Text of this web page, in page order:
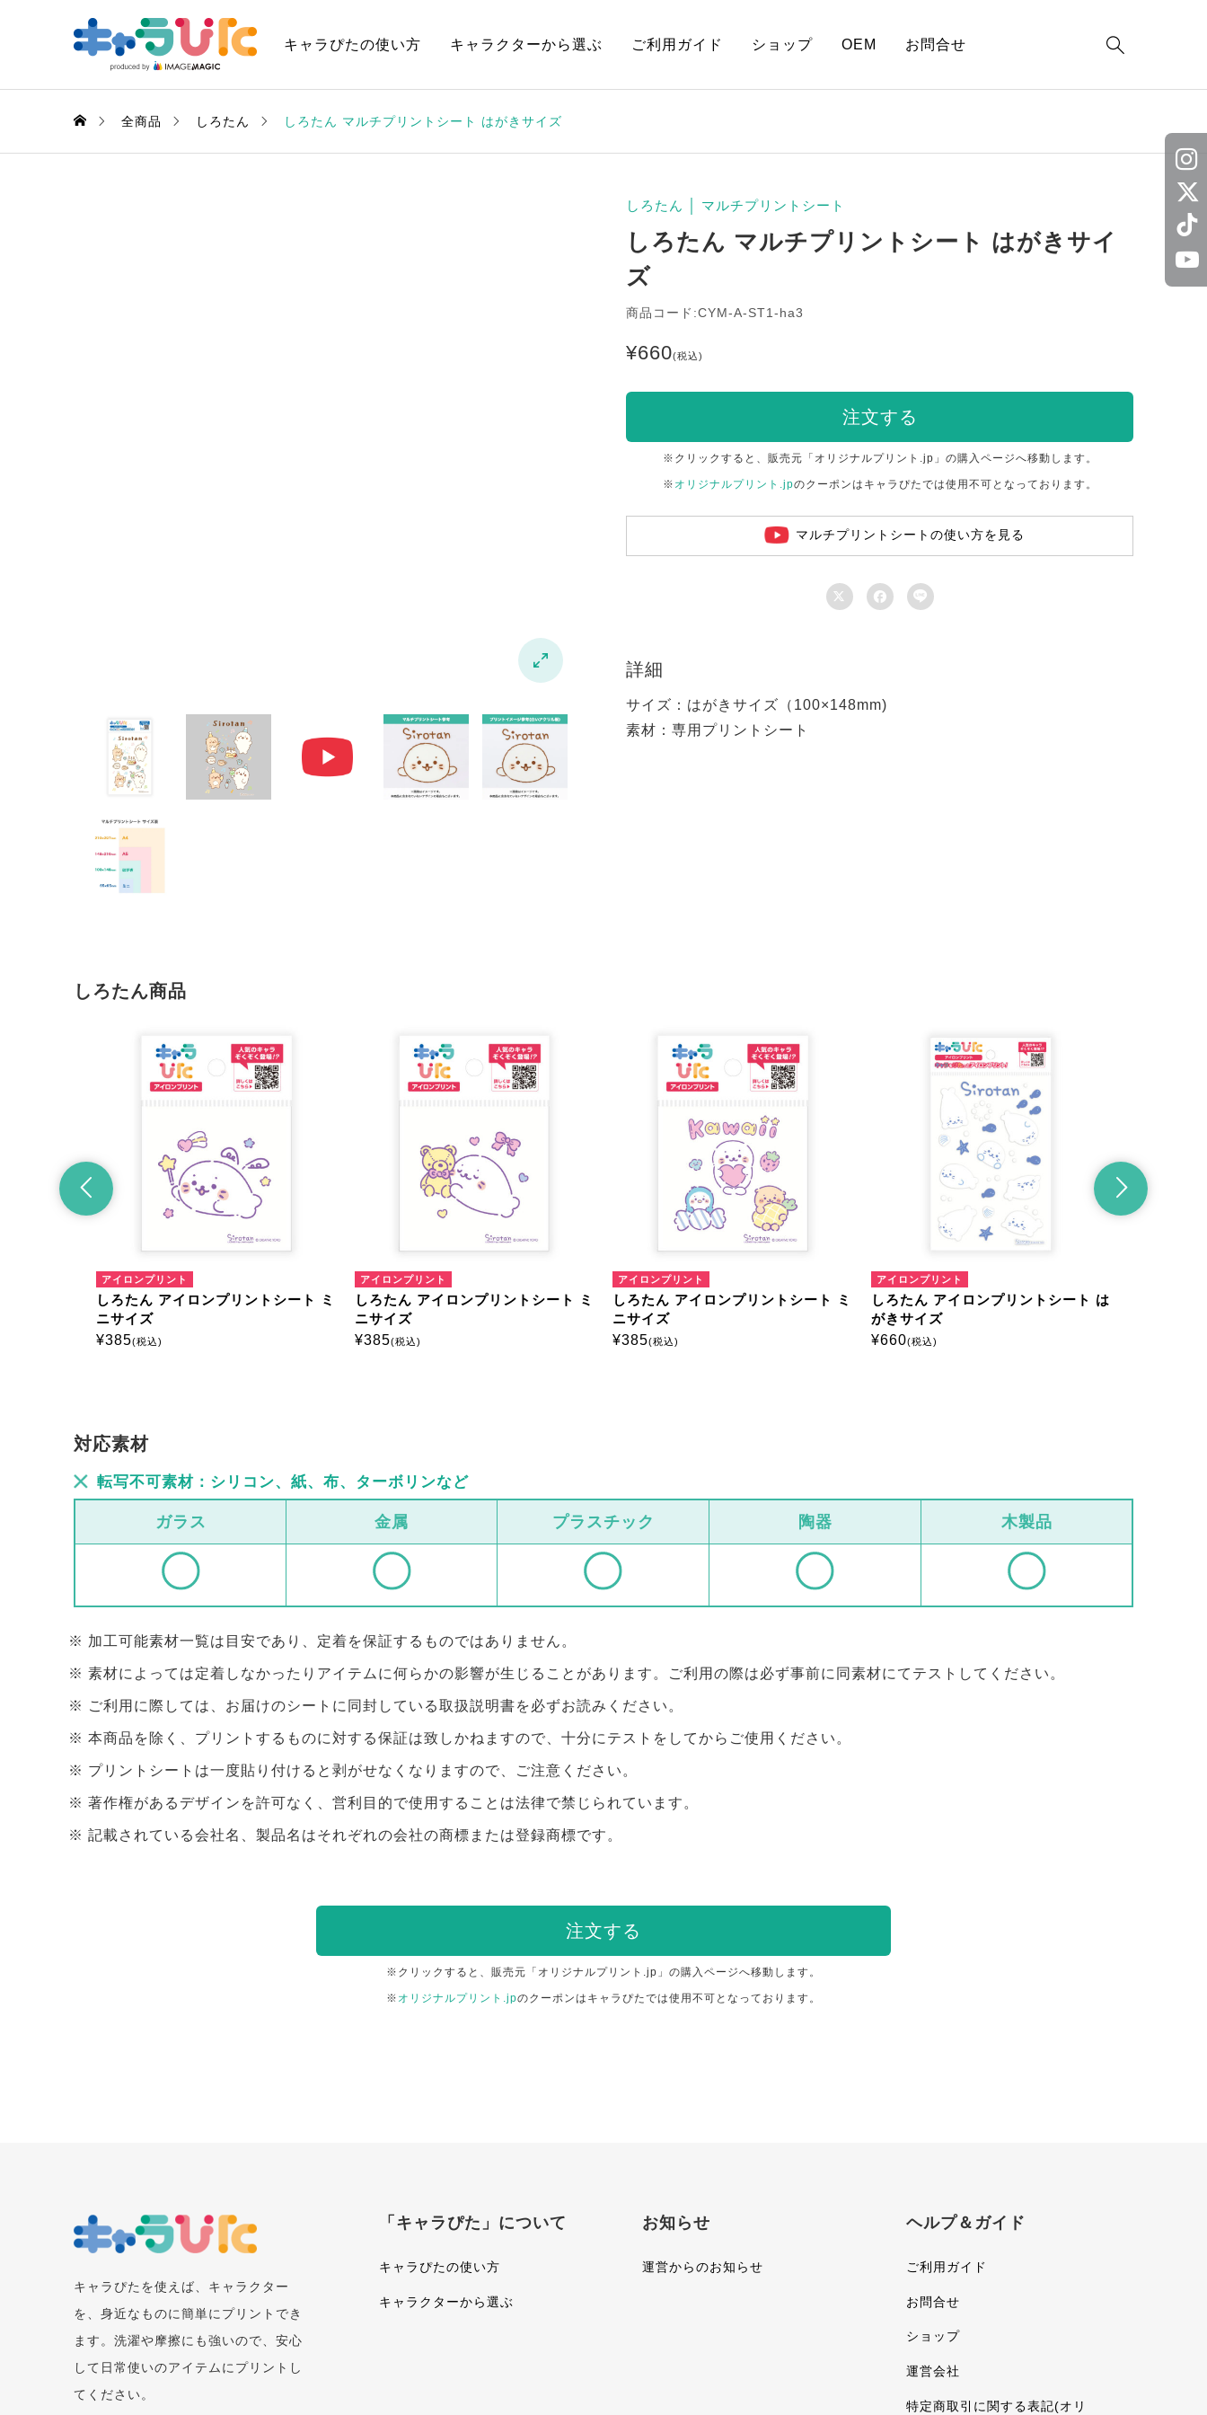
キャラぴたの使い方 キャラクターから選ぶ ご利用ガイド ショップ OEM お問合せ 
全商品 しろたん しろたん マルチプリントシート はがきサイズ

しろたん マルチプリントシート
しろたん マルチプリントシート はがきサイ
ズ
商品コード:CYM-A-ST1-ha3
¥660(税込)
注文する
※クリックすると、販売元「オリジナルプリント.jp」の購入ページへ移動します。
※ オリジナルプリント.jpのクーポンはキャラぴたでは使用不可となっております。
マルチプリントシートの使い方を見る
  
詳細
サイズ：はがきサイズ（100×148mm)
素材：専用プリントシート
しろたん商品
アイロンプリント
しろたん アイロンプリントシート ミ
ニサイズ
¥385(税込)
アイロンプリント
しろたん アイロンプリントシート ミ
ニサイズ
¥385(税込)
アイロンプリント
しろたん アイロンプリントシート ミ
ニサイズ
¥385(税込)
アイロンプリント
しろたん アイロンプリントシート は
がきサイズ
¥660(税込)
対応素材
転写不可素材：シリコン、紙、布、ターボリンなど
ガラス 金属 プラスチック 陶器 木製品
加工可能素材一覧は目安であり、定着を保証するものではありません。
素材によっては定着しなかったりアイテムに何らかの影響が生じることがあります。ご利用の際は必ず事前に同素材にてテストしてください。
ご利用に際しては、お届けのシートに同封している取扱説明書を必ずお読みください。
本商品を除く、プリントするものに対する保証は致しかねますので、十分にテストをしてからご使用ください。
プリントシートは一度貼り付けると剥がせなくなりますので、ご注意ください。
著作権があるデザインを許可なく、営利目的で使用することは法律で禁じられています。
記載されている会社名、製品名はそれぞれの会社の商標または登録商標です。
注文する
※クリックすると、販売元「オリジナルプリント.jp」の購入ページへ移動します。
※ オリジナルプリント.jpのクーポンはキャラぴたでは使用不可となっております。
キャラぴたを使えば、キャラクター
を、身近なものに簡単にプリントでき
ます。洗濯や摩擦にも強いので、安心
して日常使いのアイテムにプリントし
てください。
「キャラぴた」について
キャラぴたの使い方
キャラクターから選ぶ
お知らせ
運営からのお知らせ
ヘルプ＆ガイド
ご利用ガイド
お問合せ
ショップ
運営会社
特定商取引に関する表記(オリ